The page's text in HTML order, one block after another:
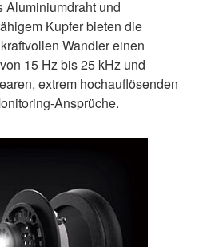
Aluminiumdraht und
Kupfer bieten die
Wandler einen
15 Hz bis 25 kHz und
extrem hochauflösenden
Ansprüche.